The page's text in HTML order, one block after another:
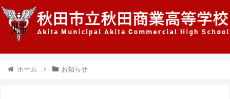
ホーム お知らせ